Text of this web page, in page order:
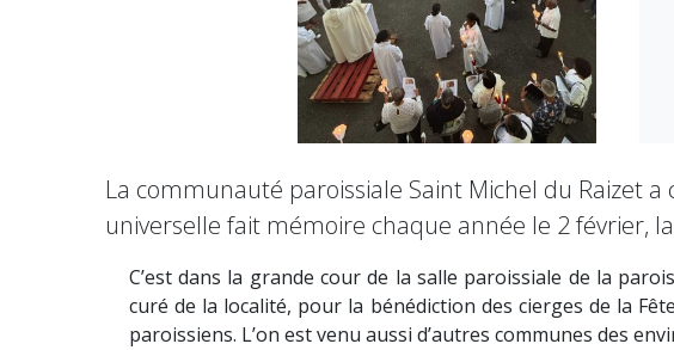
La communauté paroissiale Saint Michel du Raizet
universelle fait mémoire chaque année le 2 février,
C’est dans la grande cour de la salle paroissiale de la
curé de la localité, pour la bénédiction des cierges de la
paroissiens. L’on est venu aussi d’autres communes des